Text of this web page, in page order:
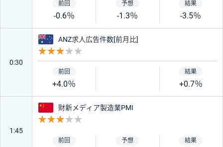
絞り込み条件をリセット
-0.6％ -1.3％ -3.5％
0:30
オーストラリア
ANZ求人広告件数[前月比]
+4.0％ +0.7％
1:45
中国
財新メディア製造業PMI